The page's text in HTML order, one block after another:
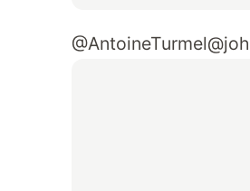
@AntoineTurmel